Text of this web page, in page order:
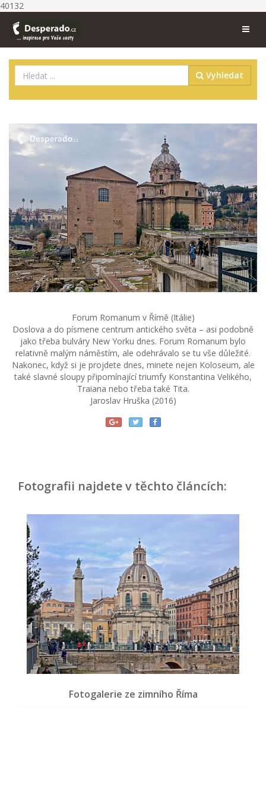
40132
Vyhledat
Forum Romanum v Římě (Itálie)
Doslova a do písmene centrum antického světa – asi podobně
jako třeba bulváry New Yorku dnes. Forum Romanum bylo
relativně malým náměstím, ale odehrávalo se tu vše důležité.
Nakonec, když si je projdete dnes, minete nejen Koloseum, ale
také slavné sloupy připomínající triumfy Konstantina Velikého,
Traiana nebo třeba také Tita.
Jaroslav Hruška (2016)
Fotografii najdete v těchto článcích:
Fotogalerie ze zimního Říma